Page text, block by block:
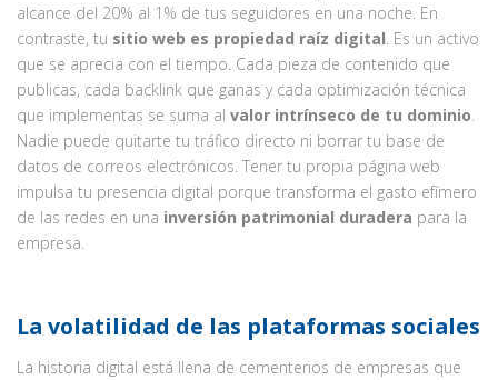
alcance del 20% al 1% de tus seguidores en una noche. En
contraste, tu sitio web es propiedad raíz digital . Es un activo
que se aprecia con el tiempo. Cada pieza de contenido que
publicas, cada backlink que ganas y cada optimización técnica
que implementas se suma al valor intrínseco de tu dominio
Nadie puede quitarte tu tráfico directo ni borrar tu base de
datos de correos electrónicos. Tener tu propia página web
impulsa tu presencia digital porque transforma el gasto efímero
de las redes en una inversión patrimonial duradera para la
empresa.
La volatilidad de las plataformas sociales
La historia digital está llena de cementerios de empresas que